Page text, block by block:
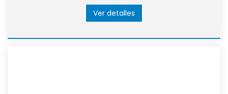
Ver detalles